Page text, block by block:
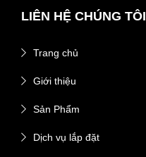
LIÊN HỆ CHÚNG TÔI
Trang chủ
Giới thiệu
Sản Phẩm
Dịch vụ lắp đặt